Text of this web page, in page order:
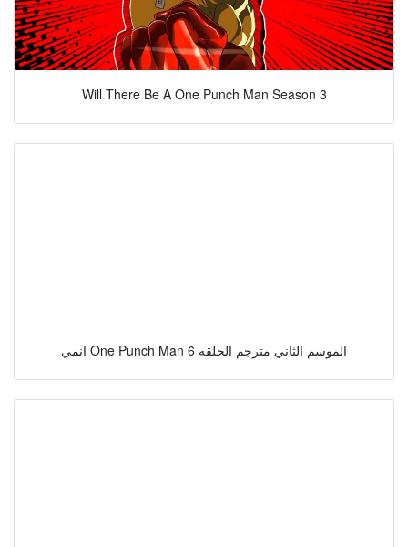
Will There Be A One Punch Man Season 3
انمي One Punch Man الموسم الثاني مترجم الحلقه 6